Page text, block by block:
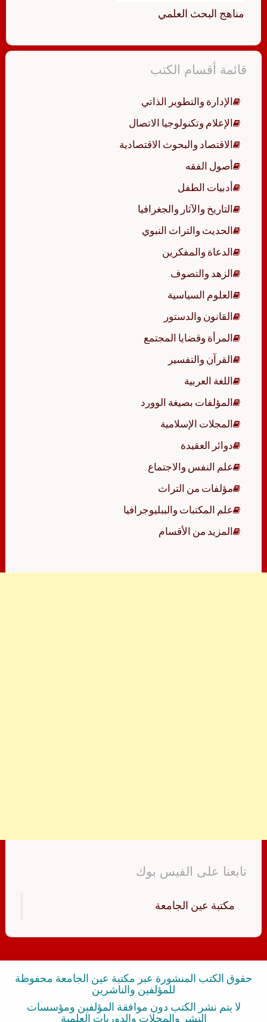
مناهج البحث العلمي
قائمة أقسام الكتب
الإدارة والتطوير الذاتي
الإعلام وتكنولوجيا الاتصال
الاقتصاد والبحوث الاقتصادية
أصول الفقه
أدبيات الطفل
التاريخ والآثار والجغرافيا
الحديث والتراث النبوي
الدعاة والمفكرين
الزهد والتصوف
العلوم السياسية
القانون والدستور
المرأة وقضايا المجتمع
القرآن والتفسير
اللغة العربية
المؤلفات بصيغة الوورد
المجلات الإسلامية
دوائر العقيدة
علم النفس والاجتماع
مؤلفات من التراث
علم المكتبات والببليوجرافيا
المزيد من الأقسام
تابعنا على الفيس بوك
‏مكتبة عين الجامعة‏
حقوق الكتب المنشورة عبر مكتبة عين الجامعة محفوظة
للمؤلفين والناشرين
لا يتم نشر الكتب دون موافقة المؤلفين ومؤسسات
النشر والمجلات والدوريات العلمية